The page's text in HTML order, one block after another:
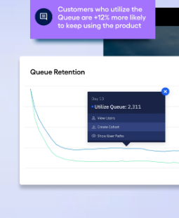
사용자 행동 리플레이
히트맵
영역 설정 인사이트
기능 실험
웹 실험
기능 관리
활성화
데이터
데이터 거버넌스
미디어
전자 상거래
사용 사례
확보
리텐션
수익 창출
프로덕트
데이터
엔지니어링
경영진
리소스 라이브러리
비교하기
용어집
연결
커뮤니티
이벤트
고객
파트너
지원 및 서비스
고객 지원 센터
아카데미 및 교육
요금제
Sign